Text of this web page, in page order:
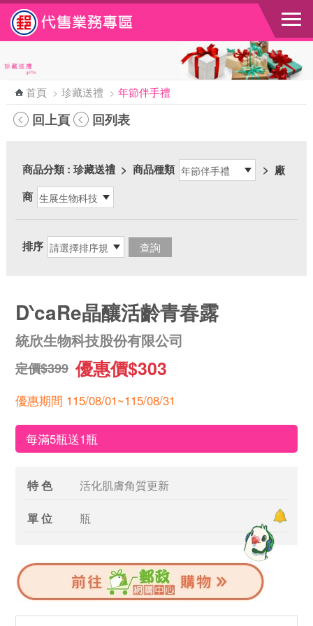
跳到主要內容區塊
首頁 > 珍藏送禮 > 年節伴手禮
回上頁 回列表
商品分類: 珍藏送禮 > 商品種類 > 廠
商
排序
D‵caRe晶釀活齡青春露
統欣生物科技股份有限公司
定價$399 優惠價$303
優惠期間 115/08/01~115/08/31
每滿5瓶送1瓶
特 色 活化肌膚角質更新
單 位 瓶